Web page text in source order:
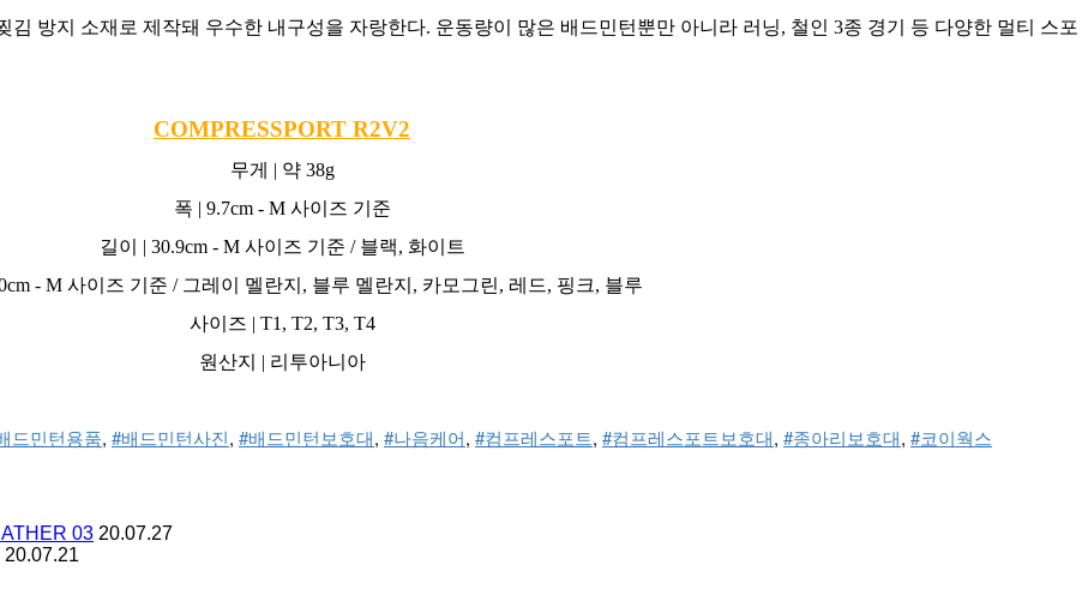
방지 소재로 제작돼 우수한 내구성을 자랑한다. 운동량이 많은 배드민턴뿐만 아니라 러닝, 철인 3종 경기 등 다양한 멀티 스포
COMPRESSPORT R2V2
무게 | 약 38g
폭 | 9.7cm - M 사이즈 기준
길이 | 30.9cm - M 사이즈 기준 / 블랙, 화이트
- M 사이즈 기준 / 그레이 멜란지, 블루 멜란지, 카모그린, 레드, 핑크, 블루
사이즈 | T1, T2, T3, T4
원산지 | 리투아니아
드민턴용품, #배드민턴사진, #배드민턴보호대, #나음케어, #컴프레스포트, #컴프레스포트보호대, #종아리보호대, #코이웍스
03 20.07.27
20.07.21